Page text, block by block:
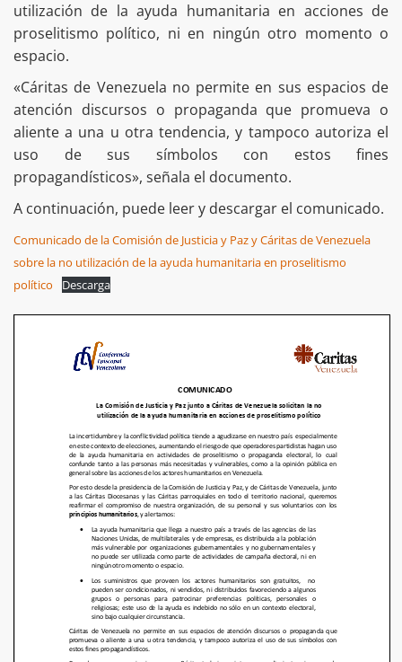
utilización de la ayuda humanitaria en acciones de
proselitismo político, ni en ningún otro momento o
espacio.
«Cáritas de Venezuela no permite en sus espacios de
atención discursos o propaganda que promueva o
aliente a una u otra tendencia, y tampoco autoriza el
uso de sus símbolos con estos fines
propagandísticos», señala el documento.
A continuación, puede leer y descargar el comunicado.
Comunicado de la Comisión de Justicia y Paz y Cáritas de Venezuela
sobre la no utilización de la ayuda humanitaria en proselitismo
político
Descarga